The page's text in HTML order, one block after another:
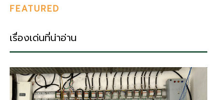
FEATURED
เรื่องเด่นที่น่าอ่าน